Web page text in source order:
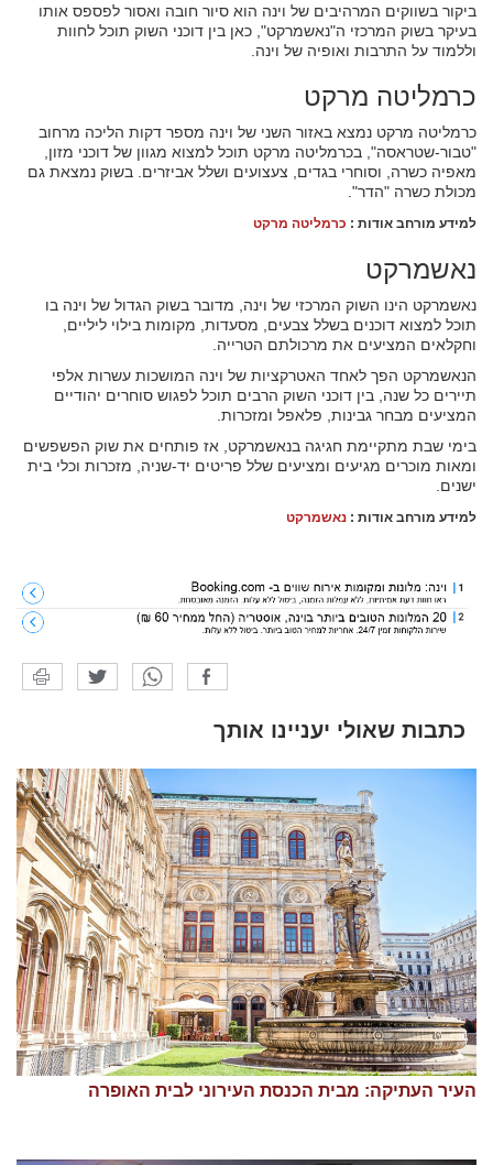
ביקור בשווקים המרהיבים של וינה הוא סיור חובה ואסור לפספס אותו
בעיקר בשוק המרכזי ה"נאשמרקט", כאן בין דוכני השוק תוכל לחוות
וללמוד על התרבות ואופיה של וינה.
כרמליטה מרקט
כרמליטה מרקט נמצא באזור השני של וינה מספר דקות הליכה מרחוב
"טבור-שטראסה", בכרמליטה מרקט תוכל למצוא מגוון של דוכני מזון,
מאפיה כשרה, וסוחרי בגדים, צעצועים ושלל אביזרים. בשוק נמצאת גם
מכולת כשרה "הדר".
למידע מורחב אודות : כרמליטה מרקט
נאשמרקט
נאשמרקט הינו השוק המרכזי של וינה, מדובר בשוק הגדול של וינה בו
תוכל למצוא דוכנים בשלל צבעים, מסעדות, מקומות בילוי ליליים,
וחקלאים המציעים את מרכולתם הטרייה.
הנאשמרקט הפך לאחד האטרקציות של וינה המושכות עשרות אלפי
תיירים כל שנה, בין דוכני השוק הרבים תוכל לפגוש סוחרים יהודיים
המציעים מבחר גבינות, פלאפל ומזכרות.
בימי שבת מתקיימת חגיגה בנאשמרקט, אז פותחים את שוק הפשפשים
ומאות מוכרים מגיעים ומציעים שלל פריטים יד-שניה, מזכרות וכלי בית
ישנים.
למידע מורחב אודות : נאשמרקט
כתבות שאולי יעניינו אותך
העיר העתיקה: מבית הכנסת העירוני לבית האופרה